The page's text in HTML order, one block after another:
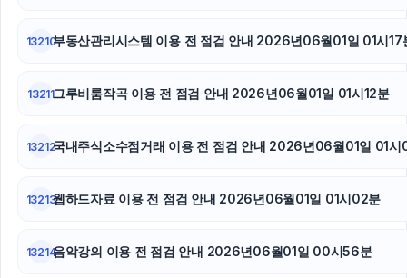
13210부동산관리시스템 이용 전 점검 안내 2026년06월01일 01시17
13211그루비룸작곡 이용 전 점검 안내 2026년06월01일 01시12분
13212국내주식소수점거래 이용 전 점검 안내 2026년06월01일 01
13213웹하드자료 이용 전 점검 안내 2026년06월01일 01시02분
13214음악강의 이용 전 점검 안내 2026년06월01일 00시56분